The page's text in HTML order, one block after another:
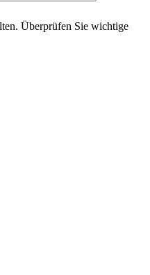
Überprüfen Sie wichtige